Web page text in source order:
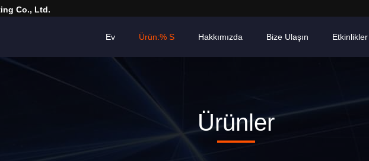
Co., Ltd.
Ev Ürün:% S Hakkımızda Bize Ulaşın Etkinlikler
Ürünler